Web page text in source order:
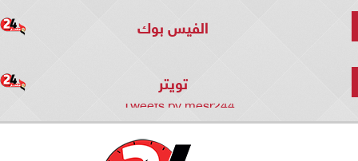
الفيس بوك
تويتر
Tweets by mesr244